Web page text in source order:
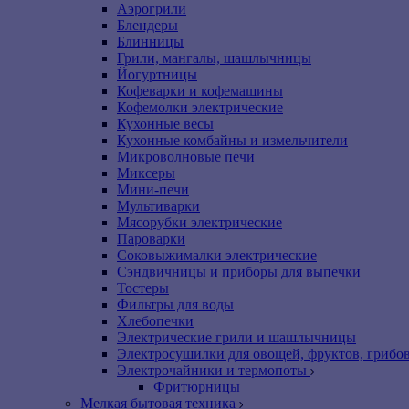
Аэрогрили
Блендеры
Блинницы
Грили, мангалы, шашлычницы
Йогуртницы
Кофеварки и кофемашины
Кофемолки электрические
Кухонные весы
Кухонные комбайны и измельчители
Микроволновые печи
Миксеры
Мини-печи
Мультиварки
Мясорубки электрические
Пароварки
Соковыжималки электрические
Сэндвичницы и приборы для выпечки
Тостеры
Фильтры для воды
Хлебопечки
Электрические грили и шашлычницы
Электросушилки для овощей, фруктов,
Электрочайники и термопоты
Фритюрницы
Мелкая бытовая техника